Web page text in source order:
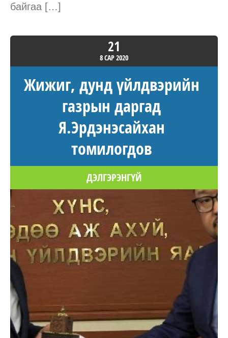
байгаа […]
21
8 САР2020
Жижиг, дунд үйлдвэрийн
газрын даргад
Я.Эрдэнэсайхан
томилогдов
ДЭЛГЭРЭНГҮЙ